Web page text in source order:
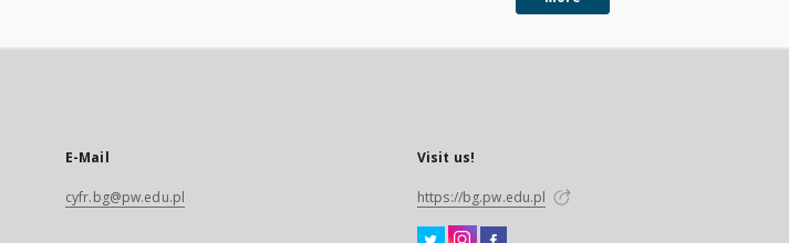
E-Mail
cyfr.bg@pw.edu.pl
Visit us!
https://bg.pw.edu.pl